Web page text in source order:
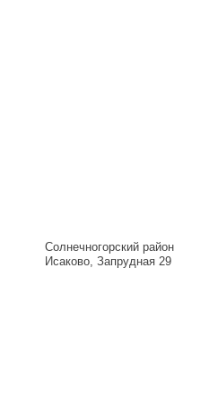
Солнечногорский район
Исаково, Запрудная 29